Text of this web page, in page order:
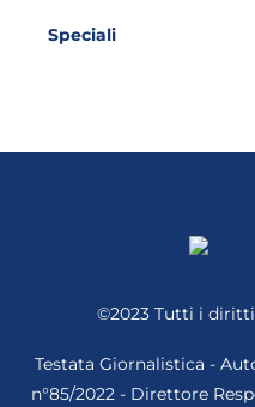
Speciali
©2023 Tutti i
Testata Giornalistica -
n°85/2022 - Direttore